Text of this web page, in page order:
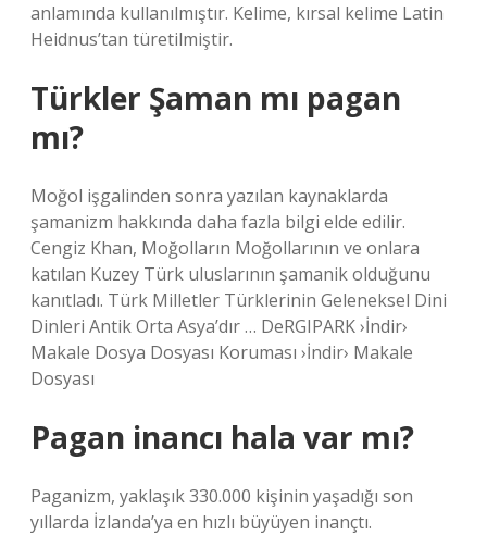
anlamında kullanılmıştır. Kelime, kırsal kelime Latin
Heidnus’tan türetilmiştir.
Türkler Şaman mı pagan
mı?
Moğol işgalinden sonra yazılan kaynaklarda
şamanizm hakkında daha fazla bilgi elde edilir.
Cengiz Khan, Moğolların Moğollarının ve onlara
katılan Kuzey Türk uluslarının şamanik olduğunu
kanıtladı. Türk Milletler Türklerinin Geleneksel Dini
Dinleri Antik Orta Asya’dır … DeRGIPARK ›İndir›
Makale Dosya Dosyası Koruması ›İndir› Makale
Dosyası
Pagan inancı hala var mı?
Paganizm, yaklaşık 330.000 kişinin yaşadığı son
yıllarda İzlanda’ya en hızlı büyüyen inançtı.